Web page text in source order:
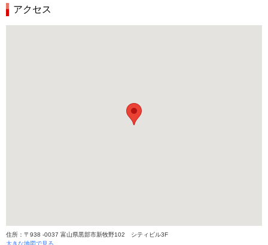
アクセス
住所：〒938 -0037 富山県黒部市新牧野102 シティビル3F
大きな地図で見る